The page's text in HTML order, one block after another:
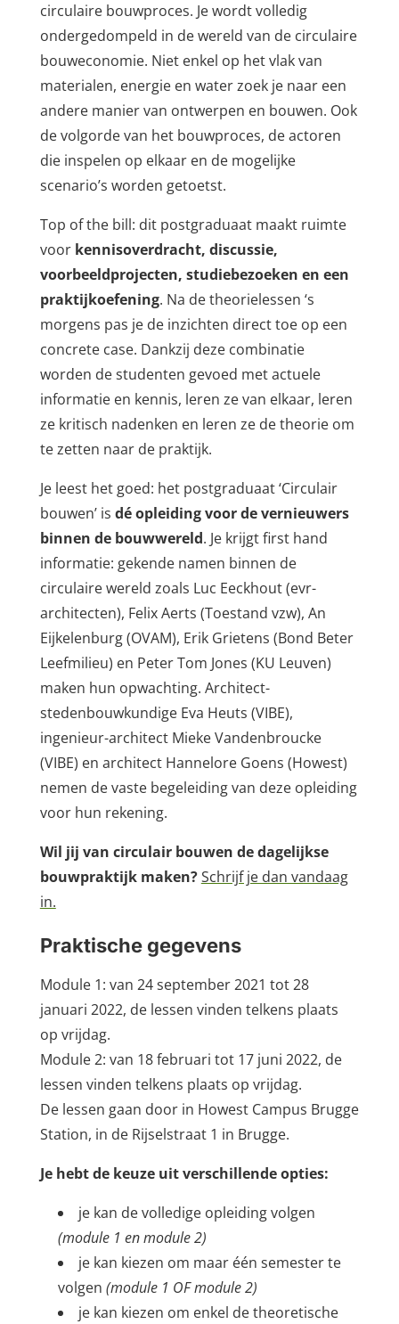
circulaire bouwproces. Je wordt volledig
ondergedompeld in de wereld van de circulaire
bouweconomie. Niet enkel op het vlak van
materialen, energie en water zoek je naar een
andere manier van ontwerpen en bouwen. Ook
de volgorde van het bouwproces, de actoren
die inspelen op elkaar en de mogelijke
scenario’s worden getoetst.
Top of the bill: dit postgraduaat maakt ruimte
voor kennisoverdracht, discussie,
voorbeeldprojecten, studiebezoeken en een
praktijkoefening. Na de theorielessen ‘s
morgens pas je de inzichten direct toe op een
concrete case. Dankzij deze combinatie
worden de studenten gevoed met actuele
informatie en kennis, leren ze van elkaar, leren
ze kritisch nadenken en leren ze de theorie om
te zetten naar de praktijk.
Je leest het goed: het postgraduaat ‘Circulair
bouwen’ is dé opleiding voor de vernieuwers
binnen de bouwwereld. Je krijgt first hand
informatie: gekende namen binnen de
circulaire wereld zoals Luc Eeckhout (evr-
architecten), Felix Aerts (Toestand vzw), An
Eijkelenburg (OVAM), Erik Grietens (Bond Beter
Leefmilieu) en Peter Tom Jones (KU Leuven)
maken hun opwachting. Architect-
stedenbouwkundige Eva Heuts (VIBE),
ingenieur-architect Mieke Vandenbroucke
(VIBE) en architect Hannelore Goens (Howest)
nemen de vaste begeleiding van deze opleiding
voor hun rekening.
Wil jij van circulair bouwen de dagelijkse
bouwpraktijk maken?Schrijf je dan vandaag
in.
Praktische gegevens
Module 1: van 24 september 2021 tot 28
januari 2022, de lessen vinden telkens plaats
op vrijdag.
Module 2: van 18 februari tot 17 juni 2022, de
lessen vinden telkens plaats op vrijdag.
De lessen gaan door in Howest Campus Brugge
Station, in de Rijselstraat 1 in Brugge.
Je hebt de keuze uit verschillende opties:
je kan de volledige opleiding volgen
(module 1 en module 2)
je kan kiezen om maar één semester te
volgen (module 1 OF module 2)
je kan kiezen om enkel de theoretische